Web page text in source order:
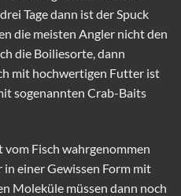
Tage dann ist der Spuck
die meisten Angler nicht den
die Boiliesorte, dann
mit hochwertigen Futter ist
sogenannten Crab-Baits
Fisch wahrgenommen
in einer Gewissen Form mit
Moleküle müssen dann noch